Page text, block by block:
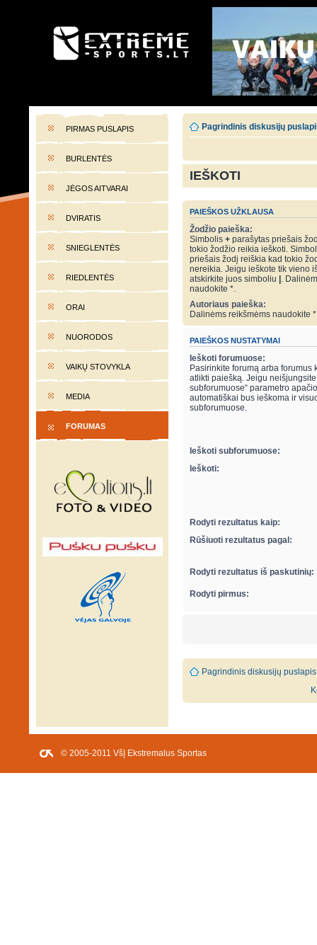
EXTREME-SPORTS.LT
PIRMAS PUSLAPIS
BURLENTĖS
JĖGOS AITVARAI
DVIRATIS
SNIEGLENTĖS
RIEDLENTĖS
ORAI
NUORODOS
VAIKŲ STOVYKLA
MEDIA
FORUMAS
Pagrindinis diskusijų
IEŠKOTI
PAIEŠKOS UŽKLAUSA
Žodžio paieška:
Simbolis + parašytas priešais
tokio žodžio reikia ieškoti.
priešais žodį reiškia kad tokio
nereikia. Jeigu ieškote tik vieno
atskirkite juos simboliu .
naudokite *.
Autoriaus paieška:
Dalinėms reikšmėms naudokite
PAIEŠKOS NUSTATYMAI
Ieškoti forumuose:
Pasirinkite forumą arba forumus
atlikti paiešką. Jeigu neišjungsite
subforumuose“ parametro
automatiškai bus ieškoma ir
subforumuose.
Ieškoti subforumuose:
Ieškoti:
Rodyti rezultatus kaip:
Rūšiuoti rezultatus pagal:
Rodyti rezultatus iš paskutinių:
Rodyti pirmus:
Pagrindinis diskusijų puslapis
© 2005-2011 VšĮ Ekstremalus Sportas